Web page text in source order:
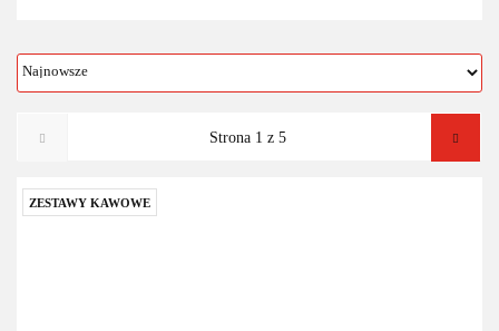
ZESTAWY KAWOWE